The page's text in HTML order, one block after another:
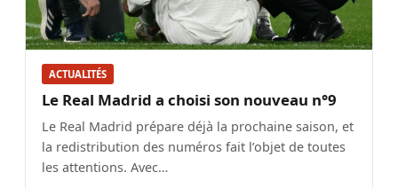
ACTUALITÉS
Le Real Madrid a choisi son nouveau n°9
Le Real Madrid prépare déjà la prochaine saison, et
la redistribution des numéros fait l’objet de toutes
les attentions. Avec…